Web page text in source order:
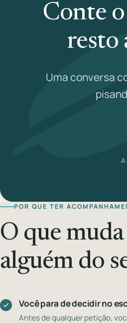
Conte
resto
Uma conversa
POR QUE TER
O que
alguém do
Você para de decidir no
Antes de qualquer petição,